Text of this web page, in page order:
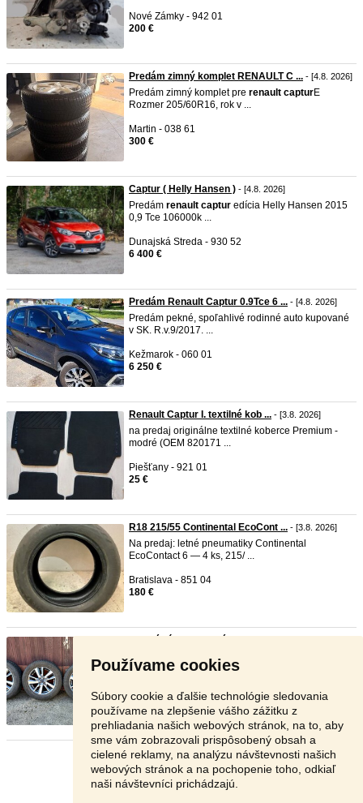
Používame cookies
Súbory cookie a ďalšie technológie sledovania
používame na zlepšenie vášho zážitku z
prehliadania našich webových stránok, na to, aby
sme vám zobrazovali prispôsobený obsah a
cielené reklamy, na analýzu návštevnosti našich
webových stránok a na pochopenie toho, odkiaľ
naši návštevníci prichádzajú.
Nové Zámky - 942 01
200 €
Predám zimný komplet RENAULT C ... - [4.8. 2026]
Predám zimný komplet pre renault capturE
Rozmer 205/60R16, rok v ...
Martin - 038 61
300 €
Captur ( Helly Hansen ) - [4.8. 2026]
Predám renault captur edícia Helly Hansen 2015
0,9 Tce 106000k ...
Dunajská Streda - 930 52
6 400 €
Predám Renault Captur 0.9Tce 6 ... - [4.8. 2026]
Predám pekné, spoľahlivé rodinné auto kupované
v SK. R.v.9/2017. ...
Kežmarok - 060 01
6 250 €
Renault Captur I. textilné kob ... - [3.8. 2026]
na predaj originálne textilné koberce Premium -
modré (OEM 820171 ...
Piešťany - 921 01
25 €
R18 215/55 Continental EcoCont ... - [3.8. 2026]
Na predaj: letné pneumatiky Continental
EcoContact 6 — 4 ks, 215/ ...
Bratislava - 851 04
180 €
Prodám originální ALU kolesá nissan (číslo dílu:
2K955FA1A, 2K95- ...
Česká republika - 110 00
Stránka: 1 2 3 Ďalšia